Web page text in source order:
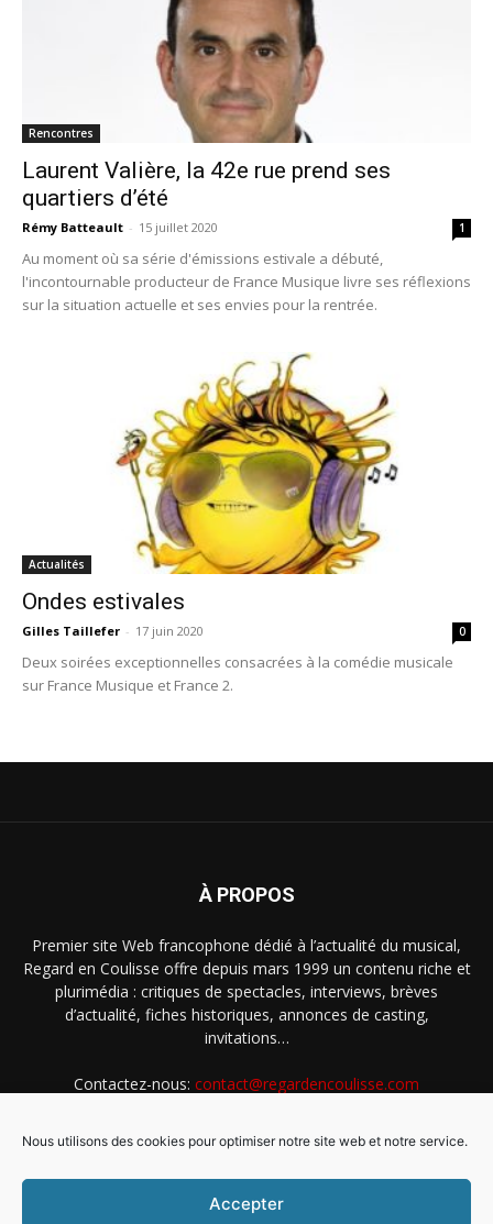
Nous utilisons des cookies pour optimiser notre site web et notre service.
Accepter
Rencontres
Laurent Valière, la 42e rue prend ses
quartiers d’été
Rémy Batteault - 15 juillet 2020 1
Au moment où sa série d'émissions estivale a débuté,
l'incontournable producteur de France Musique livre ses réflexions
sur la situation actuelle et ses envies pour la rentrée.
Actualités
Ondes estivales
Gilles Taillefer - 17 juin 2020 0
Deux soirées exceptionnelles consacrées à la comédie musicale
sur France Musique et France 2.
À PROPOS
Premier site Web francophone dédié à l’actualité du musical,
Regard en Coulisse offre depuis mars 1999 un contenu riche et
plurimédia : critiques de spectacles, interviews, brèves
d’actualité, fiches historiques, annonces de casting,
invitations…
Contactez-nous: contact@regardencoulisse.com